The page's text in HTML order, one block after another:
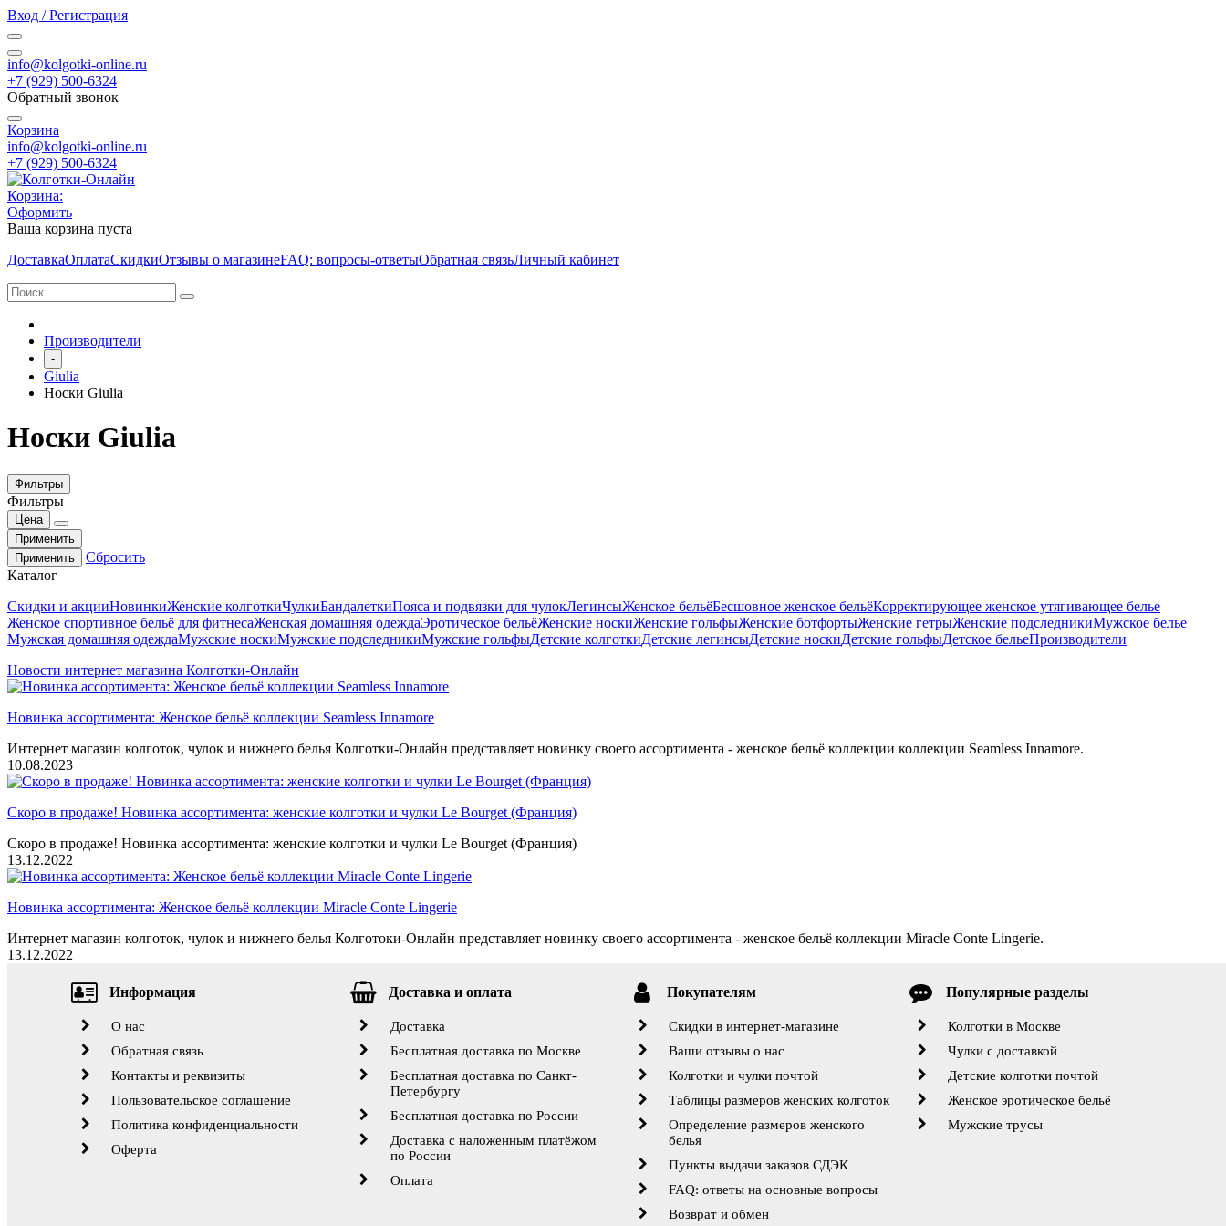
Вход / Регистрация
info@kolgotki-online.ru
+7 (929) 500-6324
Обратный звонок
Корзина
info@kolgotki-online.ru
+7 (929) 500-6324
Корзина:
Оформить
Ваша корзина пуста
ДоставкаОплатаСкидкиОтзывы о магазинеFAQ: вопросы-ответыОбратная связьЛичный кабинет
Производители
-
Giulia
Носки Giulia
Носки Giulia
Фильтры
Фильтры
Цена
Применить
Применить
Сбросить
Каталог
Скидки и акцииНовинкиЖенские колготкиЧулкиБандалеткиПояса и подвязки для чулокЛегинсыЖенское бельёБесшовное женское бельёКорректирующее женское утягивающее белье
Женское спортивное бельё для фитнесаЖенская домашняя одеждаЭротическое бельёЖенские носкиЖенские гольфыЖенские ботфортыЖенские гетрыЖенские подследникиМужское белье
Мужская домашняя одеждаМужские носкиМужские подследникиМужские гольфыДетские колготкиДетские легинсыДетские носкиДетские гольфыДетское бельеПроизводители
Новости интернет магазина Колготки-Онлайн
Новинка ассортимента: Женское бельё коллекции Seamless Innamore
Интернет магазин колготок, чулок и нижнего белья Колготки-Онлайн представляет новинку своего ассортимента - женское бельё коллекции коллекции Seamless Innamore.
10.08.2023
Скоро в продаже! Новинка ассортимента: женские колготки и чулки Le Bourget (Франция)
Скоро в продаже! Новинка ассортимента: женские колготки и чулки Le Bourget (Франция)
13.12.2022
Новинка ассортимента: Женское бельё коллекции Miracle Conte Lingerie
Интернет магазин колготок, чулок и нижнего белья Колготоки-Онлайн представляет новинку своего ассортимента - женское бельё коллекции Miracle Conte Lingerie.
13.12.2022
Информация
О нас
Обратная связь
Контакты и реквизиты
Пользовательское соглашение
Политика конфиденциальности
Оферта
Доставка и оплата
Доставка
Бесплатная доставка по Москве
Бесплатная доставка по Санкт-
Петербургу
Бесплатная доставка по России
Доставка с наложенным платёжом
по России
Оплата
Покупателям
Скидки в интернет-магазине
Ваши отзывы о нас
Колготки и чулки почтой
Таблицы размеров женских колготок
Определение размеров женского
белья
Пункты выдачи заказов СДЭК
FAQ: ответы на основные вопросы
Возврат и обмен
Популярные разделы
Колготки в Москве
Чулки с доставкой
Детские колготки почтой
Женское эротическое бельё
Мужские трусы